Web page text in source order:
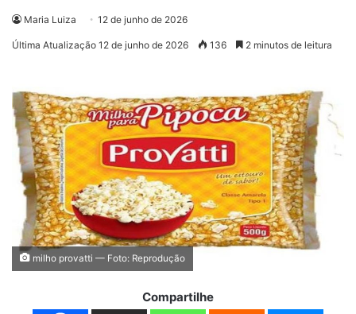
Maria Luiza 12 de junho de 2026
Última Atualização 12 de junho de 2026 136 2 minutos de leitura
milho provatti — Foto: Reprodução
Compartilhe